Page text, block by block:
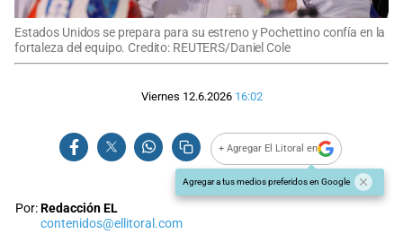
Estados Unidos se prepara para su estreno y Pochettino confía en la
fortaleza del equipo. Credito: REUTERS/Daniel Cole
Viernes 12.6.2026 16:02
+ Agregar El Litoral en
Agregar a tus medios preferidos en Google
Por:Redacción EL
contenidos@ellitoral.com